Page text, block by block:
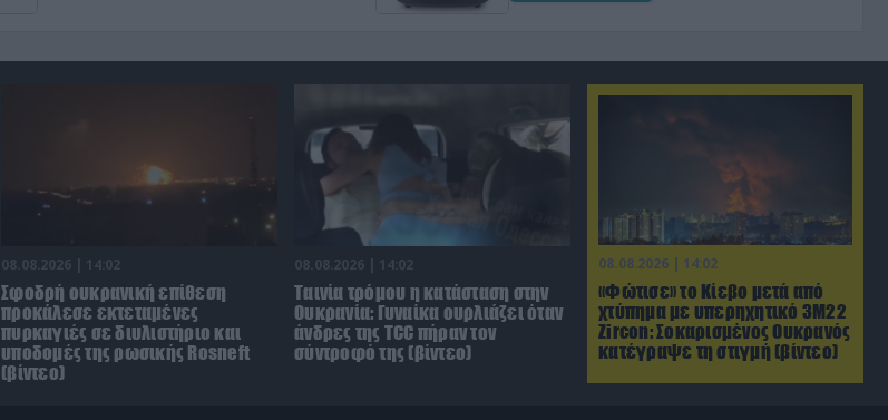
08.08.2026 | 14:02
«Φώτισε» το Κίεβο μετά από
χτύπημα με υπερηχητικό 3M22
Zircon: Σοκαρισμένος Ουκρανός
κατέγραψε τη στιγμή (βίντεο)
08.08.2026 | 14:02
Σφοδρή ουκρανική επίθεση
προκάλεσε εκτεταμένες
πυρκαγιές σε διυλιστήριο και
υποδομές της ρωσικής Rosneft
(βίντεο)
08.08.2026 | 14:02
Ταινία τρόμου η κατάσταση στην
Ουκρανία: Γυναίκα ουρλιάζει όταν
άνδρες της TCC πήραν τον
σύντροφό της (βίντεο)